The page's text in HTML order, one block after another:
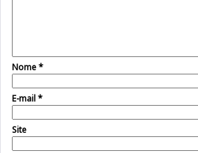
Nome*
E-mail*
Site